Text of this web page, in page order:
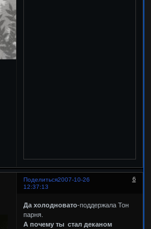
Поделиться 6
2007-10-26
12:37:13
Да холодновато-поддержала Тон
парня.
А почему ты стал деканом